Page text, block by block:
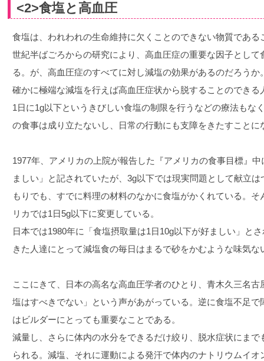
<2>食塩と高血圧
食塩は、われわれの生命維持に欠くことのできない物質であ
世紀半ばごろからの研究により、高血圧症の重要な因子とし
る。が、高血圧症のすべてに対し減塩の効果があるのだろうか
確かに極端な減塩を行えば高血圧症状から脱することのでき
1日に1g以下というきびしい食塩の制限を行うなどの療法もな
の食事は成り立たないし、日常の行動にも支障をきたすことに
1977年、アメリカの上院が報告した『アメリカの食事目標』
ましい」と記されていたが、3g以下では現実問題として献立
もりでも、すでに料理の材料のなかに食塩がかくれている。
リカでは1日5g以下に変更している。
日本では1980年に「食塩摂取量は1日10g以下が好ましい」と
きた人達にとって減塩食の毎日はまるで砂をかむような味気
ここにきて、日本の高名な高血圧学者のひとり、青木久三名
塩はすべきでない」という声があがっている。逆に食塩不足
はビルダーにとっても重要なことである。
減量し、さらに体内の水分をできるだけ絞り、脱水症状にま
られる。減塩、それに運動による発汗で体内のナトリウムイ